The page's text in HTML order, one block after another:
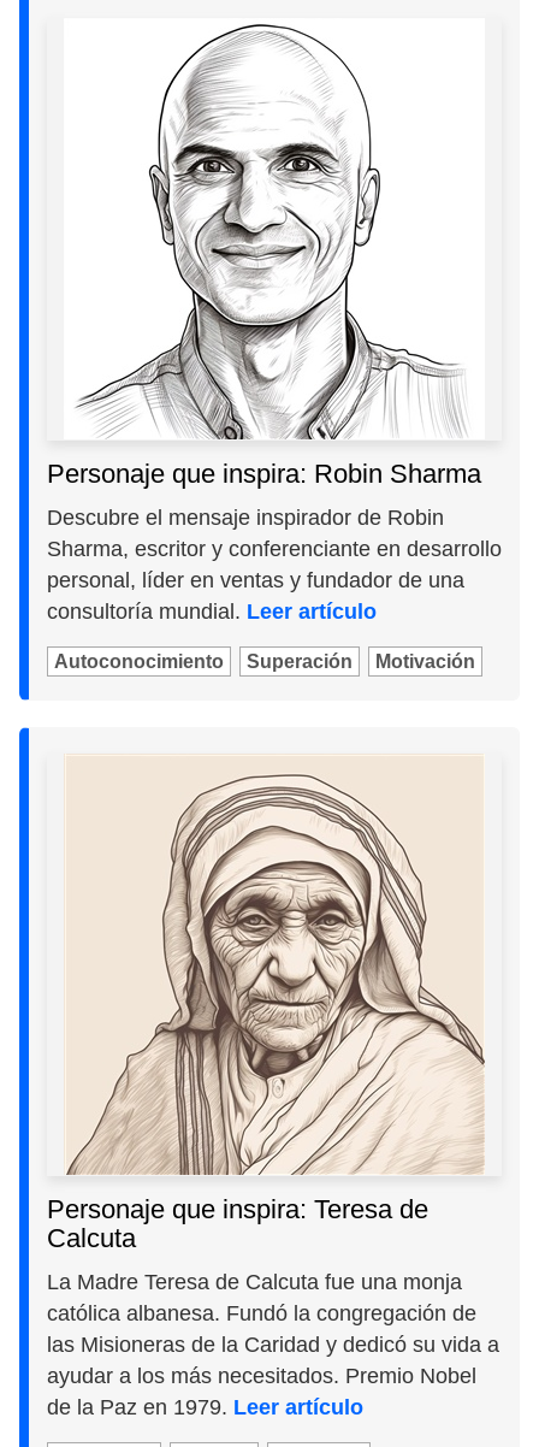
Personaje que inspira: Robin Sharma
Descubre el mensaje inspirador de Robin
Sharma, escritor y conferenciante en desarrollo
personal, líder en ventas y fundador de una
consultoría mundial. Leer artículo
Autoconocimiento Superación Motivación
Personaje que inspira: Teresa de
Calcuta
La Madre Teresa de Calcuta fue una monja
católica albanesa. Fundó la congregación de
las Misioneras de la Caridad y dedicó su vida a
ayudar a los más necesitados. Premio Nobel
de la Paz en 1979. Leer artículo